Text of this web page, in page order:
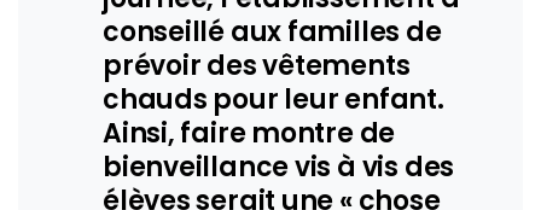
conseillé aux familles de
prévoir des vêtements
chauds pour leur enfant.
Ainsi, faire montre de
bienveillance vis à vis des
élèves serait une « chose